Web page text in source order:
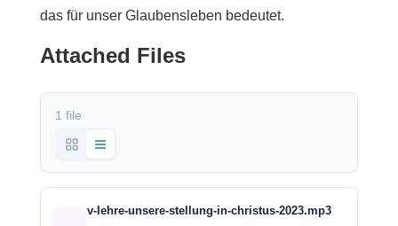
das für unser Glaubensleben bedeutet.
Attached Files
1 file
v-lehre-unsere-stellung-in-christus-2023.mp3